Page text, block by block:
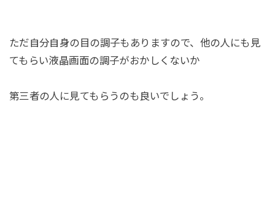
ただ自分自身の目の調子もありますので、他の人にも見
てもらい液晶画面の調子がおかしくないか
第三者の人に見てもらうのも良いでしょう。